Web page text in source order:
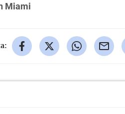
Miami